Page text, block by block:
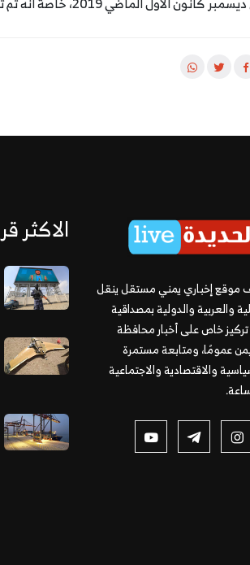
موقع إخباري يمني مستقل ينقل
والعربية والدولية بمصداقية
خاص على أخبار محافظة
عمومًا، ومتابعة مستمرة
والاقتصادية والاجتماعية
الاكثر